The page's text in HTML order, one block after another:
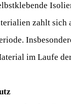
zahlt sich
im Laufe